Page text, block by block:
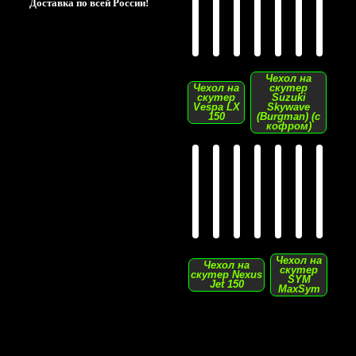
Доставка по всей России!
Чехол на
скутер
Vespa LX
150
Чехол на
скутер
Suzuki
Skywave
(Burgman) (с
кофром)
Чехол на
скутер Nexus
Jet 150
Чехол на
скутер
SYM
MaxSym